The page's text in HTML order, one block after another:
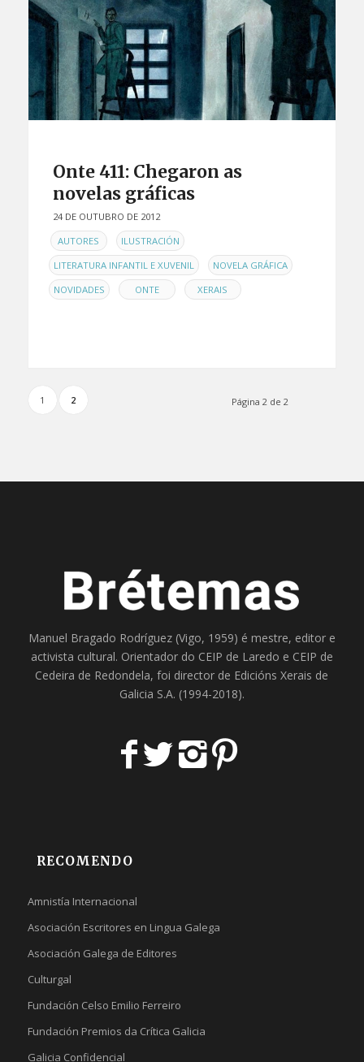
Onte 411: Chegaron as
novelas gráficas
24 DE OUTUBRO DE 2012
EN AUTORES , ILUSTRACIÓN ,
LITERATURA INFANTIL E XUVENIL , NOVELA GRÁFICA ,
NOVIDADES , ONTE , XERAIS
Página 2 de 2
1 2
Manuel Bragado Rodríguez (Vigo, 1959) é mestre, editor e
activista cultural. Orientador do CEIP de Laredo e CEIP de
Cedeira de Redondela, foi director de Edicións Xerais de
Galicia S.A. (1994-2018).
RECOMENDO
Amnistía Internacional
Asociación Escritores en Lingua Galega
Asociación Galega de Editores
Culturgal
Fundación Celso Emilio Ferreiro
Fundación Premios da Crítica Galicia
Galicia Confidencial